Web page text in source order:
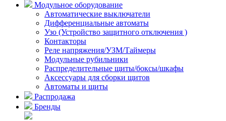
Модульное оборудование
Автоматические выключатели
Дифференциальные автоматы
Узо (Устройство защитного отключения )
Контакторы
Реле напряжения/УЗМ/Таймеры
Модульные рубильники
Распределительные щиты/боксы/шкафы
Аксессуары для сборки щитов
Автоматы и щиты
Распродажа
Бренды